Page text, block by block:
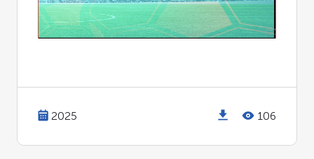
2025 106